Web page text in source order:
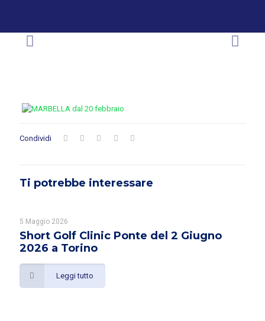
Condividi
Ti potrebbe interessare
5 Maggio 2026
Short Golf Clinic Ponte del 2 Giugno
2026 a Torino
Leggi tutto